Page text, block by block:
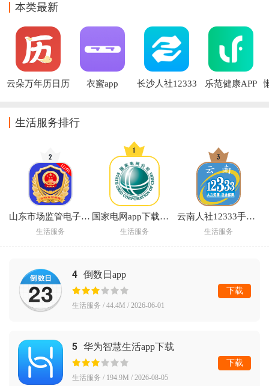
本类最新
云朵万年历日历
衣蜜app
长沙人社12333
乐范健康APP
生活服务排行
山东市场监管电子签名平台官方版
生活服务
国家电网app下载安装(网上国网)
生活服务
云南人社12333手机app下载最新版
生活服务
4 倒数日app
生活服务 / 44.4M / 2026-06-01
下载
5 华为智慧生活app下载
生活服务 / 194.9M / 2026-08-05
下载